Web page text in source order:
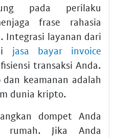
pada perilaku
frase rahasia
Integrasi layanan dari
jasa bayar invoice
transaksi Anda.
keamanan adalah
dunia kripto.
dompet Anda
rumah. Jika Anda